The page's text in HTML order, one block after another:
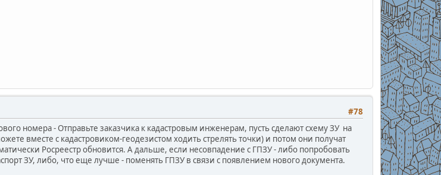
#78
номера - Отправьте заказчика к кадастровым инженерам, пусть сделают схему ЗУ на
вместе с кадастровиком-геодезистом ходить стрелять точки) и потом они получат
Росреестр обновится. А дальше, если несовпадение с ГПЗУ - либо попробовать
ЗУ, либо, что еще лучше - поменять ГПЗУ в связи с появлением нового документа.